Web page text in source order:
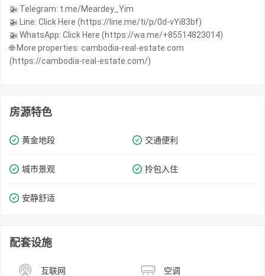
🚁 Telegram: t.me/Meardey_Yim
🚁 Line: Click Here (https://line.me/ti/p/0d-vYi83bf)
🚁 WhatsApp: Click Here (https://wa.me/+85514823014)
🌐 More properties: cambodia-real-estate.com
(https://cambodia-real-estate.com/)
房源特色
黄金地段 交通便利
城市景观 拎包入住
安静舒适
配套设施
互联网 空调